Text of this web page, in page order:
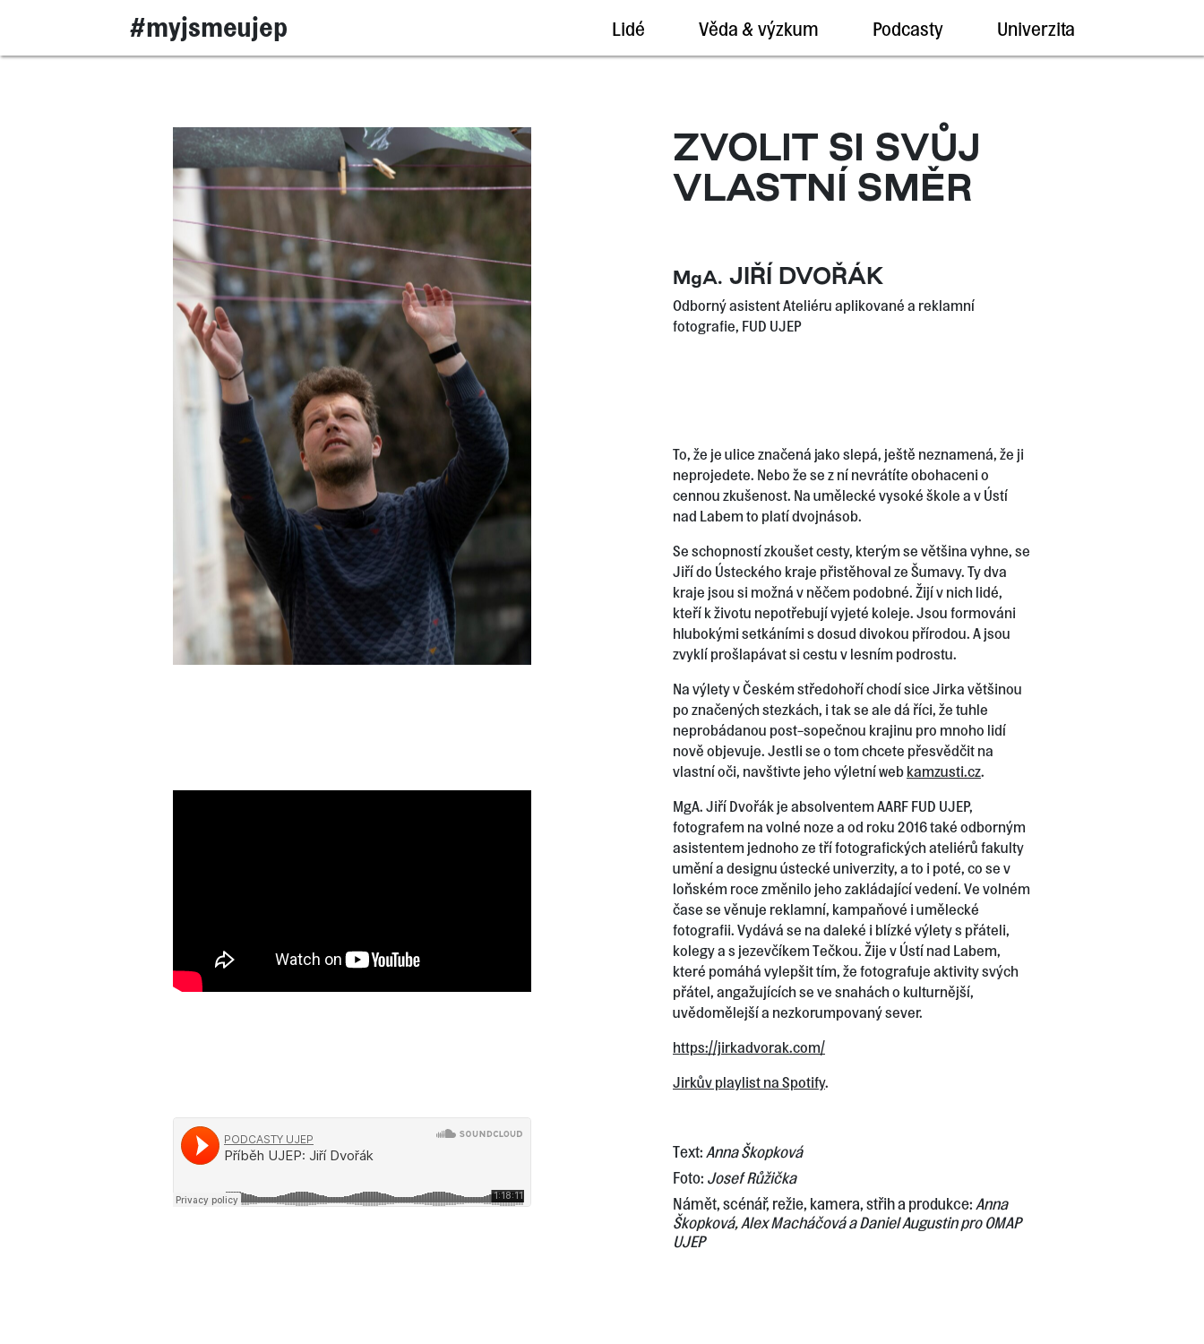
#myjsmeujep Lidé Věda & výzkum Podcasty Univerzita
ZVOLIT SI SVŮJ
VLASTNÍ SMĚR
MgA. JIŘÍ DVOŘÁK
Odborný asistent Ateliéru aplikované a reklamní
fotografie, FUD UJEP
To, že je ulice značená jako slepá, ještě neznamená, že ji
neprojedete. Nebo že se z ní nevrátíte obohaceni o
cennou zkušenost. Na umělecké vysoké škole a v Ústí
nad Labem to platí dvojnásob.
Se schopností zkoušet cesty, kterým se většina vyhne, se
Jiří do Ústeckého kraje přistěhoval ze Šumavy. Ty dva
kraje jsou si možná v něčem podobné. Žijí v nich lidé,
kteří k životu nepotřebují vyjeté koleje. Jsou formováni
hlubokými setkáními s dosud divokou přírodou. A jsou
zvyklí prošlapávat si cestu v lesním podrostu.
Na výlety v Českém středohoří chodí sice Jirka většinou
po značených stezkách, i tak se ale dá říci, že tuhle
neprobádanou post-sopečnou krajinu pro mnoho lidí
nově objevuje. Jestli se o tom chcete přesvědčit na
vlastní oči, navštivte jeho výletní web kamzusti.cz.
MgA. Jiří Dvořák je absolventem AARF FUD UJEP,
fotografem na volné noze a od roku 2016 také odborným
asistentem jednoho ze tří fotografických ateliérů fakulty
umění a designu ústecké univerzity, a to i poté, co se v
loňském roce změnilo jeho zakládající vedení. Ve volném
čase se věnuje reklamní, kampaňové i umělecké
fotografii. Vydává se na daleké i blízké výlety s přáteli,
kolegy a s jezevčíkem Tečkou. Žije v Ústí nad Labem,
které pomáhá vylepšit tím, že fotografuje aktivity svých
přátel, angažujících se ve snahách o kulturnější,
uvědomělejší a nezkorumpovaný sever.
https://jirkadvorak.com/
Jirkův playlist na Spotify.
Text: Anna Škopková
Foto: Josef Růžička
Námět, scénář, režie, kamera, střih a produkce: Anna
Škopková, Alex Macháčová a Daniel Augustin pro OMAP
UJEP